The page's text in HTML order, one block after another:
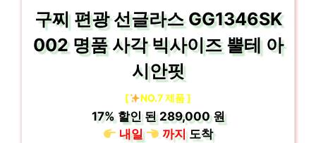
구찌 편광 선글라스 GG1346SK
002 명품 사각 빅사이즈 뿔테 아
시안핏
[ NO.7 제품 ]
17%할인 된289,000 원
내일
까지도착